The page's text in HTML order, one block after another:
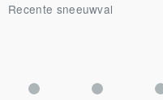
Recente sneeuwval